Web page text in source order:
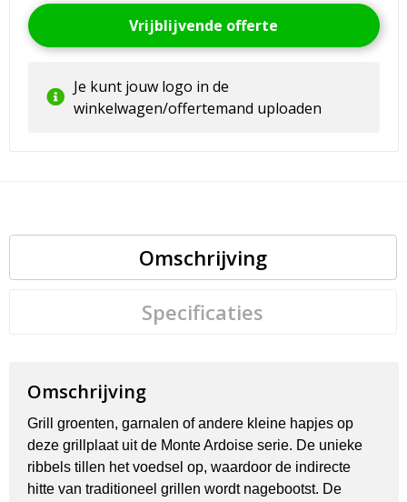
Vrijblijvende offerte
Je kunt jouw logo in de
winkelwagen/offertemand uploaden
Omschrijving
Specificaties
Omschrijving
Grill groenten, garnalen of andere kleine hapjes op
deze grillplaat uit de Monte Ardoise serie. De unieke
ribbels tillen het voedsel op, waardoor de indirecte
hitte van traditioneel grillen wordt nagebootst. De